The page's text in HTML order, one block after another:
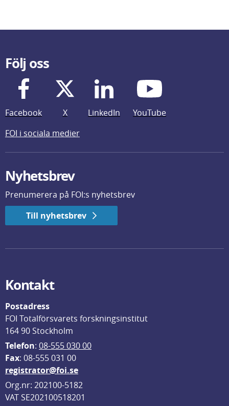
Följ oss
Facebook X LinkedIn
YouTube
FOI i sociala medier
Nyhetsbrev
Prenumerera på FOI:s nyhetsbrev
Till nyhetsbrev
Kontakt
Postadress
FOI Totalförsvarets forskningsinstitut
164 90 Stockholm
Telefon: 08-555 030 00
Fax: 08-555 031 00
registrator@foi.se
Org.nr: 202100-5182
VAT SE202100518201